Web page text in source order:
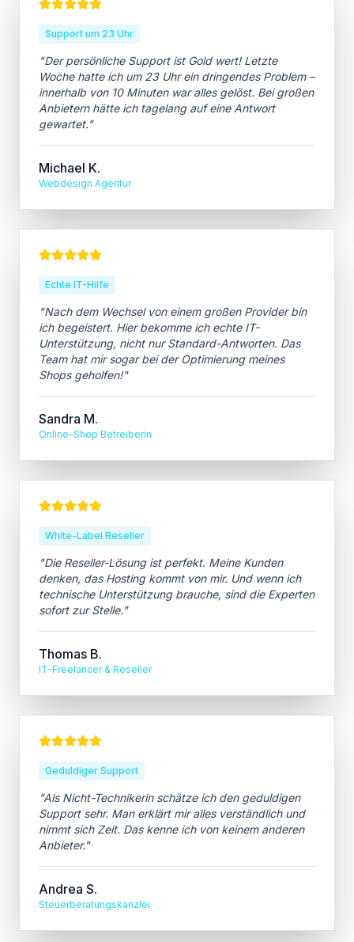
Support um 23 Uhr
"Der persönliche Support ist Gold wert! Letzte
Woche hatte ich um 23 Uhr ein dringendes Problem –
innerhalb von 10 Minuten war alles gelöst. Bei großen
Anbietern hätte ich tagelang auf eine Antwort
gewartet."
Michael K.
Webdesign Agentur
Echte IT-Hilfe
"Nach dem Wechsel von einem großen Provider bin
ich begeistert. Hier bekomme ich echte IT-
Unterstützung, nicht nur Standard-Antworten. Das
Team hat mir sogar bei der Optimierung meines
Shops geholfen!"
Sandra M.
Online-Shop Betreiberin
White-Label Reseller
"Die Reseller-Lösung ist perfekt. Meine Kunden
denken, das Hosting kommt von mir. Und wenn ich
technische Unterstützung brauche, sind die Experten
sofort zur Stelle."
Thomas B.
IT-Freelancer & Reseller
Geduldiger Support
"Als Nicht-Technikerin schätze ich den geduldigen
Support sehr. Man erklärt mir alles verständlich und
nimmt sich Zeit. Das kenne ich von keinem anderen
Anbieter."
Andrea S.
Steuerberatungskanzlei